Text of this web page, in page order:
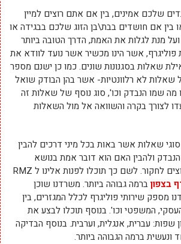
שלכם אמינים, בין אם אתם רוצים למיין
בין אם חושדים בבת\בן הזוג שלכם בבגידה או
מנת לגלות את האמת, הדרך הטובה ביותר
אשר הינו מכשיר אשר נועד לוודא את
שאלות בסגנונות שונים. כמו כן ישנם מספר
שאלות לא רלוונטיות- אשר בהן הבודק שואל
שמו הנבדק וכו', סוג נוסף של שאלות זה
לצורך בקרה והשוואה אל מול השאלות
סוגי שאלות אשר באות בכל מיני דרכים להבין
ולהבין האם הוא דובר אמת בנושא
הספציפי שאותו אנו רוצים לחקור. לשם כך תוכלו לפנות אלינו ל RMZ
בצפוןברמה גבוהה ביותר. משרדנו שוכן
מספק שירותי פוליגרף לכלל המגזרים, בין
המשפטי וכו'. בנוסף תוכלו לבצע את
שפות: עברית, אנגלית, וערבית. בנוסף הבדיקה
ונעשית ברמה הגבוהה ביותר.